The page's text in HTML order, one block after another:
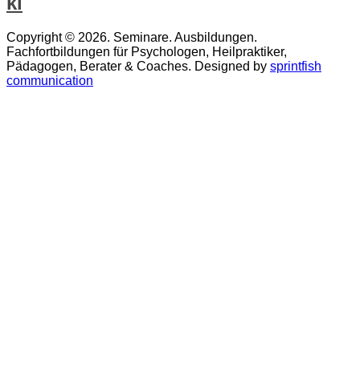
Copyright © 2026. Seminare. Ausbildungen.
Fachfortbildungen für Psychologen, Heilpraktiker,
Pädagogen, Berater & Coaches. Designed by sprintfish
communication